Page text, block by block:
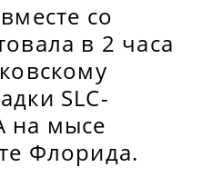
со
в 2 часа
SLC-
на мысе
Флорида.